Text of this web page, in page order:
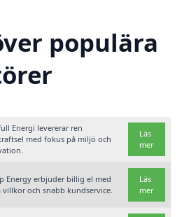
populära
Energi levererar ren
med fokus på miljö och
Läs
mer
Energy erbjuder billig el med
villkor och snabb kundservice.
Läs
mer